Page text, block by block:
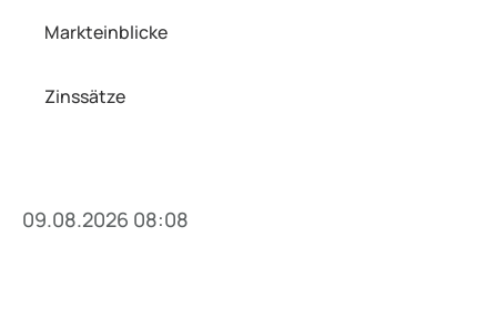
Markteinblicke
Zinssätze
09.08.2026 08:08